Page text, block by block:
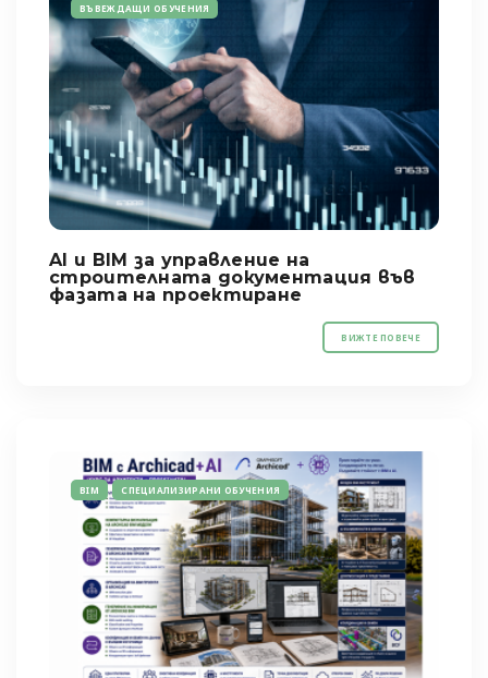
ВЪВЕЖДАЩИ ОБУЧЕНИЯ
AI и BIM за управление на
строителната документация във
фазата на проектиране
ВИЖТЕ ПОВЕЧЕ
BIM СПЕЦИАЛИЗИРАНИ ОБУЧЕНИЯ